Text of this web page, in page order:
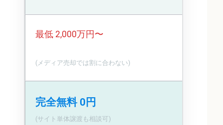
最低 2,000万円〜
(メディア売却では割に合わない)
完全無料 0円
(サイト単体譲渡も相談可)